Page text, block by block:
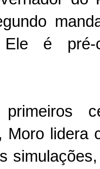
Ele é pré-
Moro lidera